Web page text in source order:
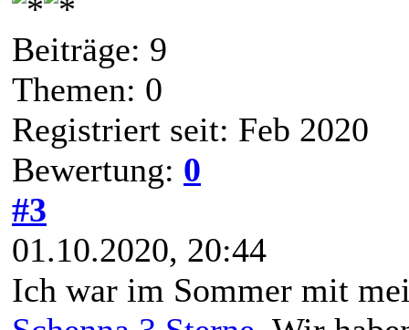
Beiträge: 9
Themen: 0
Registriert seit: Feb 2020
Bewertung: 0
#3
01.10.2020, 20:44
Ich war im Sommer mit